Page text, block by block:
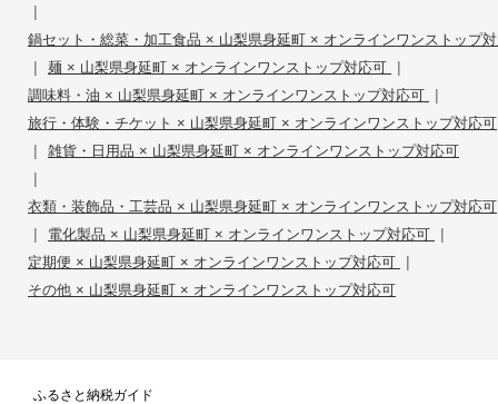
|
鍋セット・総菜・加工食品 × 山梨県身延町 × オンラインワンストップ
| 麺 × 山梨県身延町 × オンラインワンストップ対応可 |
調味料・油 × 山梨県身延町 × オンラインワンストップ対応可 |
旅行・体験・チケット × 山梨県身延町 × オンラインワンストップ対応可
| 雑貨・日用品 × 山梨県身延町 × オンラインワンストップ対応可
|
衣類・装飾品・工芸品 × 山梨県身延町 × オンラインワンストップ対応可
| 電化製品 × 山梨県身延町 × オンラインワンストップ対応可 |
定期便 × 山梨県身延町 × オンラインワンストップ対応可 |
その他 × 山梨県身延町 × オンラインワンストップ対応可
ふるさと納税ガイド